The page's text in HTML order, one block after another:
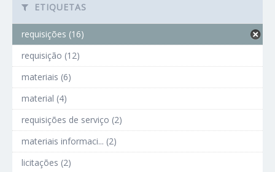
ETIQUETAS
requisições (16)
requisição (12)
materiais (6)
material (4)
requisições de serviço (2)
materiais informaci... (2)
licitações (2)